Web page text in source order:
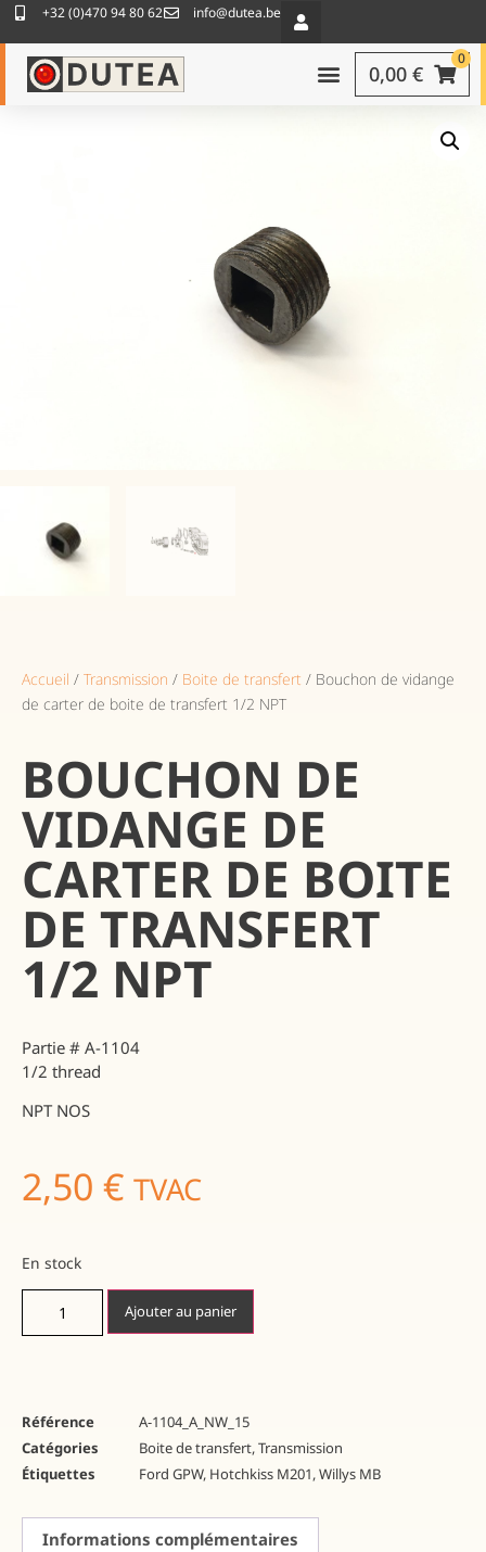
+32 (0)470 94 80 62 info@dutea.be
0
0,00 €
Accueil / Transmission / Boite de transfert / Bouchon de vidange
de carter de boite de transfert 1/2 NPT
BOUCHON DE
VIDANGE DE
CARTER DE BOITE
DE TRANSFERT
1/2 NPT
Partie # A-1104
1/2 thread
NPT NOS
2,50 € TVAC
En stock
Ajouter au panier
Référence
A-1104_A_NW_15
Catégories
Boite de transfert,Transmission
Étiquettes
Ford GPW, Hotchkiss M201,Willys MB
Informations complémentaires